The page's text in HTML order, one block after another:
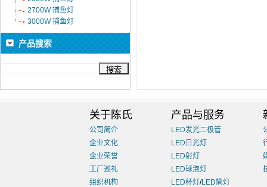
2700W 捕鱼灯
3000W 捕鱼灯
产品搜索
关于陈氏
公司简介
企业文化
企业荣誉
工厂巡礼
组织机构
产品与服务
LED发光二极管
LED日光灯
LED射灯
LED球泡灯
LED杯灯 /LED筒灯